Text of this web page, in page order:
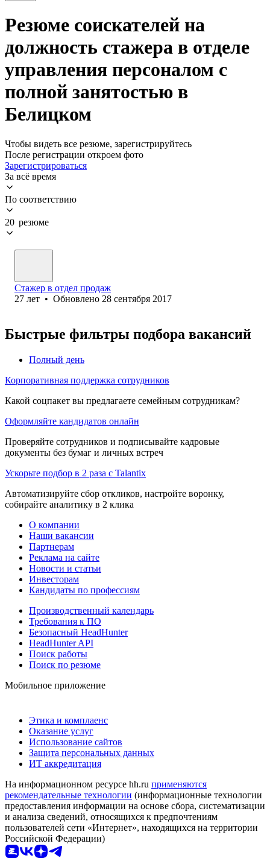
Резюме соискателей на
должность стажера в отделе
управления персоналом с
полной занятостью в
Белицком
Чтобы видеть все резюме, зарегистрируйтесь
После регистрации откроем фото
Зарегистрироваться
За всё время
По соответствию
20 резюме
Стажер в отдел продаж
27 лет • Обновлено 28 сентября 2017
Быстрые фильтры подбора вакансий
Полный день
Корпоративная поддержка сотрудников
Какой соцпакет вы предлагаете семейным сотрудникам?
Оформляйте кандидатов онлайн
Проверяйте сотрудников и подписывайте кадровые
документы без бумаг и личных встреч
Ускорьте подбор в 2 раза с Talantix
Автоматизируйте сбор откликов, настройте воронку,
собирайте аналитику в 2 клика
О компании
Наши вакансии
Партнерам
Реклама на сайте
Новости и статьи
Инвесторам
Кандидаты по профессиям
Производственный календарь
Требования к ПО
Безопасный HeadHunter
HeadHunter API
Поиск работы
Поиск по резюме
Мобильное приложение
Этика и комплаенс
Оказание услуг
Использование сайтов
Защита персональных данных
ИТ аккредитация
На информационном ресурсе hh.ru применяются
рекомендательные технологии (информационные технологии
предоставления информации на основе сбора, систематизации
и анализа сведений, относящихся к предпочтениям
пользователей сети «Интернет», находящихся на территории
Российской Федерации)